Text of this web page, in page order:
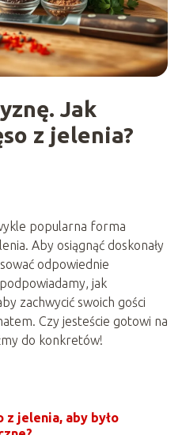
Jak
z jelenia?
popularna forma
Aby osiągnąć doskonały
odpowiednie
jak
zachwycić swoich gości
Czy jesteście gotowi na
do konkretów!
z jelenia, aby było